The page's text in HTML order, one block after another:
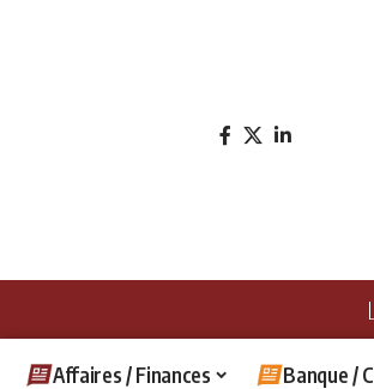
Affaires / Finances Banque /